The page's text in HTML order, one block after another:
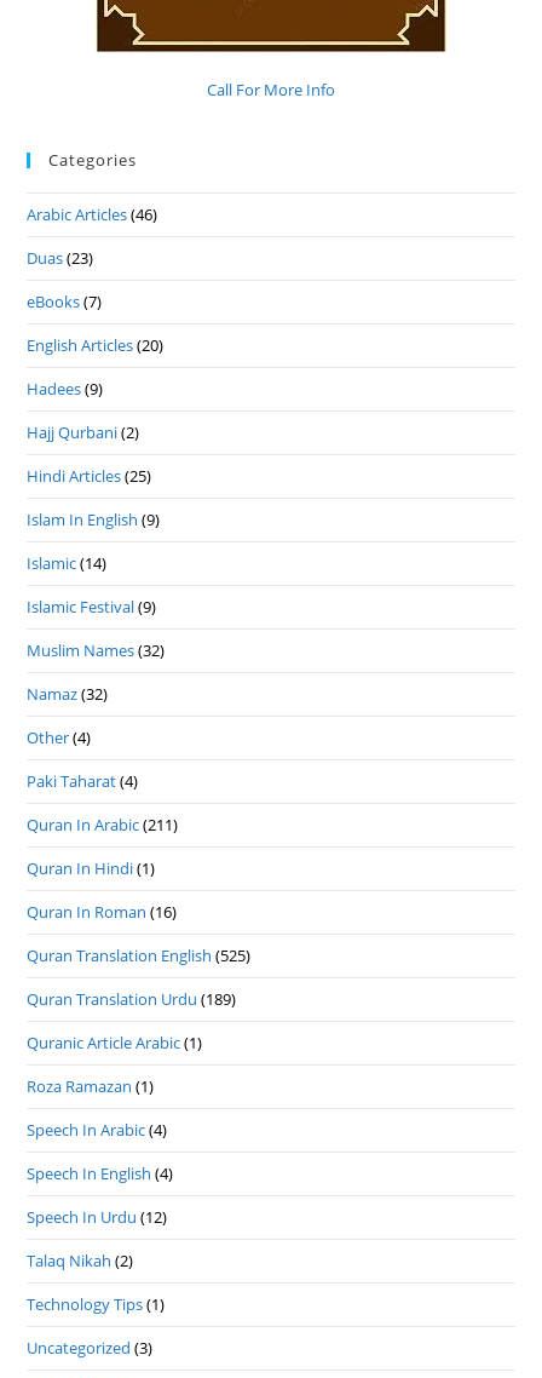
Call For More Info
Categories
Arabic Articles(46)
Duas(23)
eBooks(7)
English Articles(20)
Hadees(9)
Hajj Qurbani(2)
Hindi Articles(25)
Islam In English (9)
Islamic(14)
Islamic Festival(9)
Muslim Names(32)
Namaz(32)
Other(4)
Paki Taharat(4)
Quran In Arabic(211)
Quran In Hindi(1)
Quran In Roman (16)
Quran Translation English (525)
Quran Translation Urdu (189)
Quranic Article Arabic(1)
Roza Ramazan (1)
Speech In Arabic(4)
Speech In English (4)
Speech In Urdu (12)
Talaq Nikah (2)
Technology Tips(1)
Uncategorized (3)